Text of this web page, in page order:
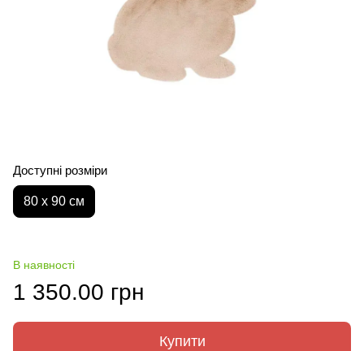
Доступні розміри
80 х 90 см
В наявності
1 350.00 грн
Купити